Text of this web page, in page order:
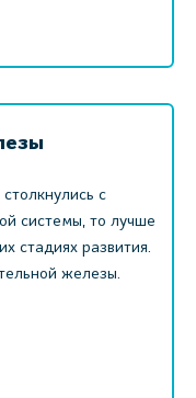
с
системы, то лучше
стадиях развития.
железы.